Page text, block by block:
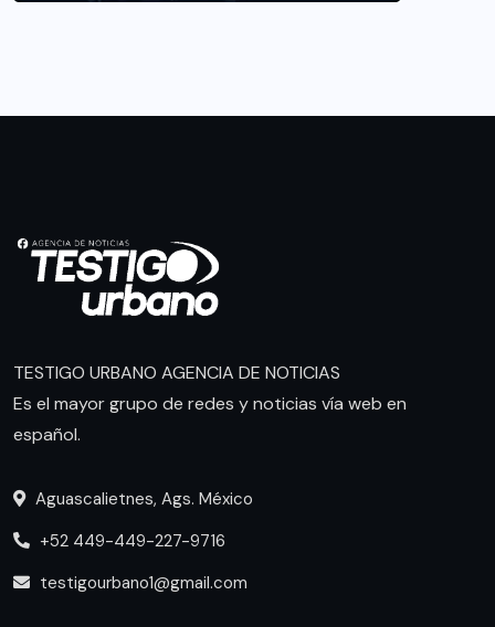
TESTIGO URBANO AGENCIA DE NOTICIAS
Es el mayor grupo de redes y noticias vía web en
español.
Aguascalietnes, Ags. México
+52 449-449-227-9716
testigourbano1@gmail.com